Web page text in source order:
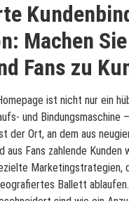
Machen
Fans zu
ist nicht nur ein
und Bindungsmaschine
der Ort, an dem aus
aus Fans zahlende Kunden
Marketingstrategien,
Ballett